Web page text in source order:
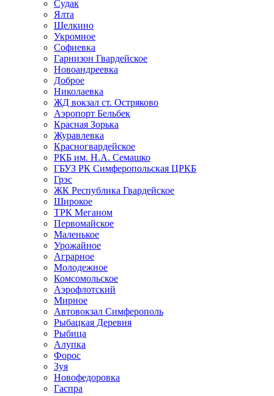
Судак
Ялта
Щелкино
Укромное
Софиевка
Гарнизон Гвардейское
Новоандреевка
Доброе
Николаевка
ЖД вокзал ст. Остряково
Аэропорт Бельбек
Красная Зорька
Журавлевка
Красногвардейское
РКБ им. Н.А. Семашко
ГБУЗ РК Симферопольская ЦРКБ
Грэс
ЖК Республика Гвардейское
Широкое
ТРК Меганом
Первомайское
Маленькое
Урожайное
Аграрное
Молодежное
Комсомольское
Аэрофлотский
Мирное
Автовокзал Симферополь
Рыбацкая Деревня
Рыбица
Алупка
Форос
Зуя
Новофедоровка
Гаспра